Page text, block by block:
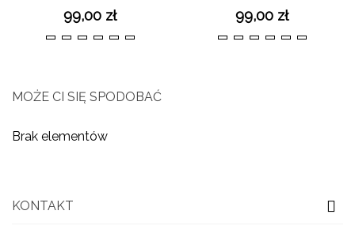
99,00 zł
363738394041
na Koturnie
99,00 zł
363738394041
MOŻE CI SIĘ SPODOBAĆ
Brak elementów
KONTAKT